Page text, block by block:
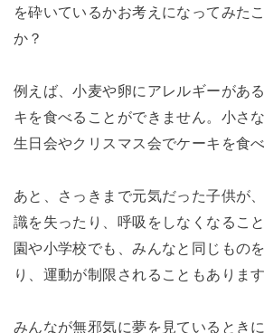
を砕いているかお考えになってみた
か？
例えば、小麦や卵にアレルギーがあ
キを食べることができません。小さ
生日会やクリスマス会でケーキを食
あと、さっきまで元気だった子供が
識を失ったり、呼吸をしなくなるこ
園や小学校でも、みんなと同じもの
り、運動が制限されることもあります
みんなが無邪気に夢を見ているとき